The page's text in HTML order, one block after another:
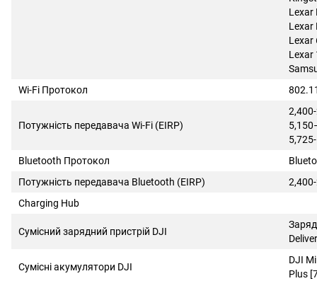
Lexar
Lexar
Lexar
Lexar
Wi-Fi Протокол
Потужність передавача Wi-Fi (EIRP)
Bluetooth Протокол
Потужність передавача Bluetooth (EIRP)
Charging Hub
Сумісний зарядний пристрій DJI
Сумісні акумулятори DJI
DJI
Plus